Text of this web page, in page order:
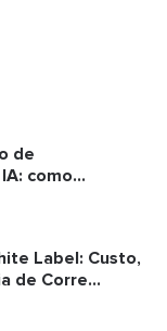
de
como
Label: Custo,
de Corre...